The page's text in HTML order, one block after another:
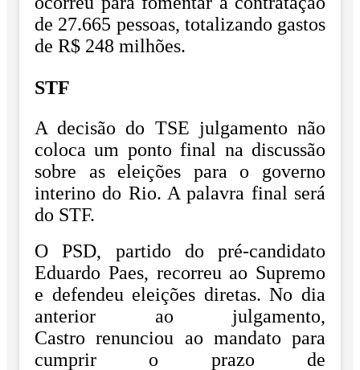
de 27.665 pessoas, totalizando gastos
de R$ 248 milhões.
STF
A decisão do TSE julgamento não
coloca um ponto final na discussão
sobre as eleições para o governo
interino do Rio. A palavra final será
do STF.
O PSD, partido do pré-candidato
Eduardo Paes, recorreu ao Supremo
e defendeu eleições diretas. No dia
anterior ao julgamento,
Castro renunciou ao mandato para
cumprir o prazo de